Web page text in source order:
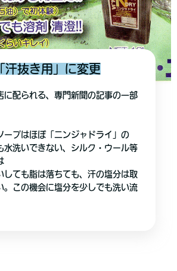
汗抜き用」に変更
に配られる、専門新聞の記事の一部
ープはほぼ「ニンジャドライ」の
水洗いできない、シルク・ウール等
しても脂は落ちても、汗の塩分は取
。この機会に塩分を少しでも洗い流